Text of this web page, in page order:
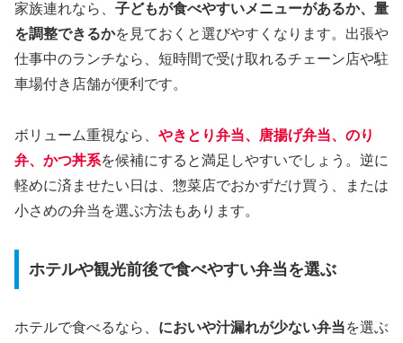
家族連れなら、 子どもが食べやすいメニューがあるか、量
を調整できるかを見ておくと選びやすくなります。出張や
仕事中のランチなら、短時間で受け取れるチェーン店や駐
車場付き店舗が便利です。
ボリューム重視なら、 やきとり弁当、唐揚げ弁当、のり
弁、かつ丼系を候補にすると満足しやすいでしょう。逆に
軽めに済ませたい日は、惣菜店でおかずだけ買う、または
小さめの弁当を選ぶ方法もあります。
ホテルや観光前後で食べやすい弁当を選ぶ
ホテルで食べるなら、 においや汁漏れが少ない弁当を選ぶ